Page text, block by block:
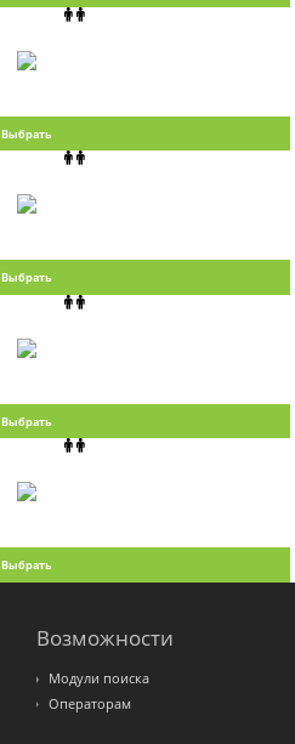
Выбрать
Выбрать
Выбрать
Выбрать
Возможности
Модули поиска
Операторам